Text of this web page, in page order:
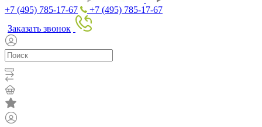
+7 (495) 785-17-67
+7 (495) 785-17-67
Заказать звонок